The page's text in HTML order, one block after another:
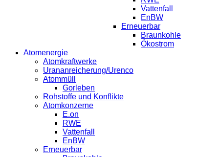
Vattenfall
EnBW
Erneuerbar
Braunkohle
Ökostrom
Atomenergie
Atomkraftwerke
Urananreicherung/Urenco
Atommüll
Gorleben
Rohstoffe und Konflikte
Atomkonzerne
E.on
RWE
Vattenfall
EnBW
Erneuerbar